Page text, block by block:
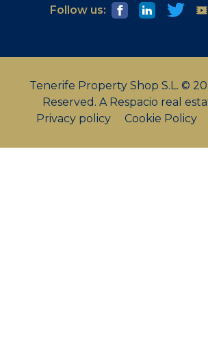
Follow us:
Tenerife Property Shop S.L. ©
Reserved. A Respacio real
Privacy policy
Cookie Policy